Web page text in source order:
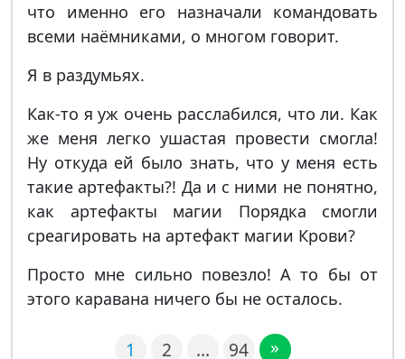
что именно его назначали командовать
всеми наёмниками, о многом говорит.
Я в раздумьях.
Как-то я уж очень расслабился, что ли. Как
же меня легко ушастая провести смогла!
Ну откуда ей было знать, что у меня есть
такие артефакты?! Да и с ними не понятно,
как артефакты магии Порядка смогли
среагировать на артефакт магии Крови?
Просто мне сильно повезло! А то бы от
этого каравана ничего бы не осталось.
1 2 … 94 »